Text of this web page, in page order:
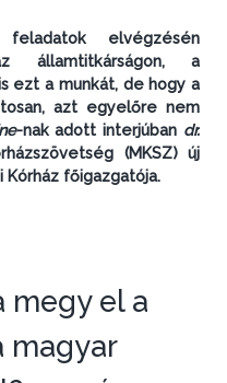
elvégzésén
államtitkárságon, a
ezt a munkát, de hogy a
azt egyelőre nem
-nak adott interjúban dr.
(MKSZ) új
Kórház főigazgatója.
megy el a
magyar